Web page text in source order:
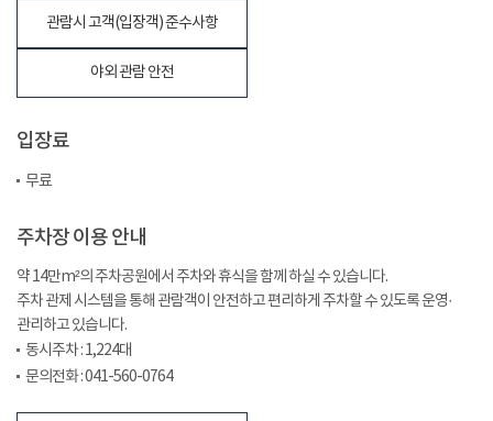
관람시 고객(입장객) 준수사항
야외 관람 안전
입장료
무료
주차장 이용 안내
약 14만m²의 주차공원에서 주차와 휴식을 함께 하실 수 있습니다.
주차 관제 시스템을 통해 관람객이 안전하고 편리하게 주차할 수 있도록 운영·
관리하고 있습니다.
동시주차 : 1,224대
문의전화 : 041-560-0764